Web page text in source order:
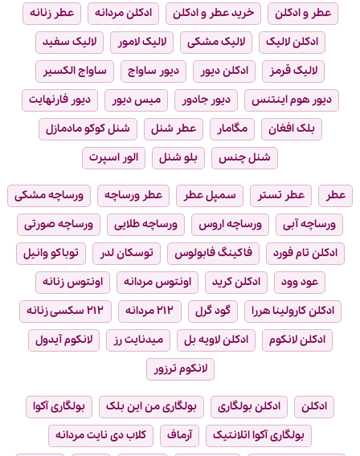
عطر و ادکلن خرید عطر و ادکلن ادکلن مردانه
عطر زنانه
ادکلن لالیک
لالیک مشکی لالیک لامور
لالیک سفید
لالیک قرمز
ادکلن دیور دیور ساواج
ساواج الکسیر
دیور هوم اینتنس
دیور جادور میس دیور
دیور فارنهایت
بلک افغان
مگامار عطر شنل
شنل کوکو مادمازل
شنل چنس
بلو شنل الور اسپرت
عطر عطر تستر سمپل عطر عطر ورساچه
ورساچه مشکی
ورساچه آبی
ورساچه اروس ورساچه طلایی
ورساچه صورتی
ادکلن تام فورد
فاکینگ فابولوس توسکان لدر
توباکو وانیل
عود وود
ادکلن کرید اونتوس مردانه
اونتوس زنانه
ادکلن کارولینا هررا
گود گرل ۲۱۲ مردانه
۲۱۲ سکسی زنانه
ادکلن لانکوم
ادکلن لاویه بل میدنایت رز
لانکوم آیدول
لانکوم ترزور
ادکلن ادکلن بولگاری بولگاری من این بلک
بولگاری آکوا
بولگاری آکوا اتلانتیک
آرماف
کلاب دی نایت مردانه